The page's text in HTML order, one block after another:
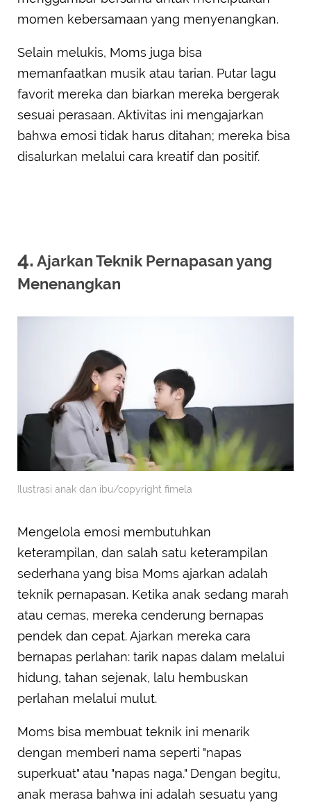
momen kebersamaan yang menyenangkan.
Selain melukis, Moms juga bisa
memanfaatkan musik atau tarian. Putar lagu
favorit mereka dan biarkan mereka bergerak
sesuai perasaan. Aktivitas ini mengajarkan
bahwa emosi tidak harus ditahan; mereka bisa
disalurkan melalui cara kreatif dan positif.
4. Ajarkan Teknik Pernapasan yang
Menenangkan
Ilustrasi anak dan ibu/copyright fimela
Mengelola emosi membutuhkan
keterampilan, dan salah satu keterampilan
sederhana yang bisa Moms ajarkan adalah
teknik pernapasan. Ketika anak sedang marah
atau cemas, mereka cenderung bernapas
pendek dan cepat. Ajarkan mereka cara
bernapas perlahan: tarik napas dalam melalui
hidung, tahan sejenak, lalu hembuskan
perlahan melalui mulut.
Moms bisa membuat teknik ini menarik
dengan memberi nama seperti "napas
superkuat" atau "napas naga." Dengan begitu,
anak merasa bahwa ini adalah sesuatu yang